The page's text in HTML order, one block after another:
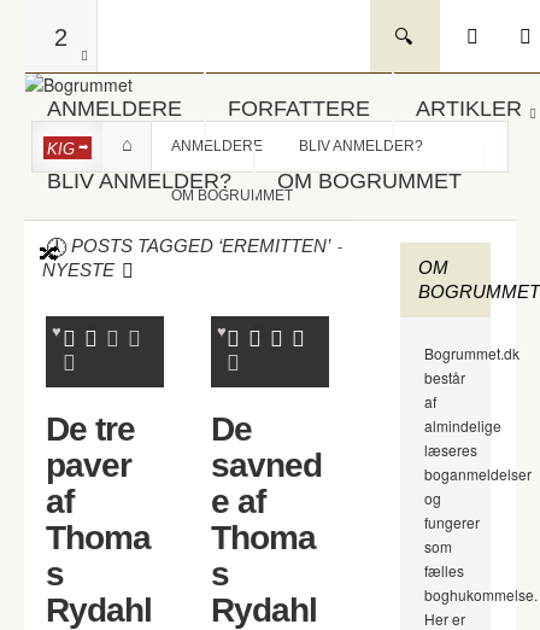
2
ANMELDERE FORFATTERE ARTIKLER
BLIV ANMELDER? OM BOGRUMMET
KIG ANMELDERE BLIV ANMELDER?
OM BOGRUMMET
POSTS TAGGED ‘EREMITTEN’ -
NYESTE
De tre
paver
af
Thoma
s
Rydahl
De
savned
e af
Thoma
s
Rydahl
OM
BOGRUMMET
Bogrummet.dk
består
af
almindelige
læseres
boganmeldelser
og
fungerer
som
fælles
boghukommelse.
Her er